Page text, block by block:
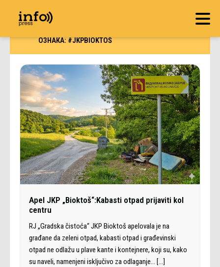
ОЗНАКА:#JKPBIOKTOŠ
Apel JKP „Bioktoš“:Kabasti otpad prijaviti kol
centru
RJ „Gradska čistoća“ JKP Bioktoš apelovala je na
građane da zeleni otpad, kabasti otpad i građevinski
otpad ne odlažu u plave kante i kontejnere, koji su, kako
su naveli, namenjeni isključivo za odlaganje… […]